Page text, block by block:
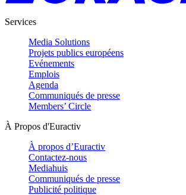
Services
Media Solutions
Projets publics européens
Evénements
Emplois
Agenda
Communiqués de presse
Members’ Circle
À Propos d'Euractiv
À propos d’Euractiv
Contactez-nous
Mediahuis
Communiqués de presse
Publicité politique